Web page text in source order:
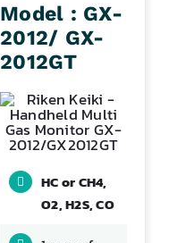
Model : GX-
2012/ GX-
2012GT
HC or CH4,
O2, H2S, CO